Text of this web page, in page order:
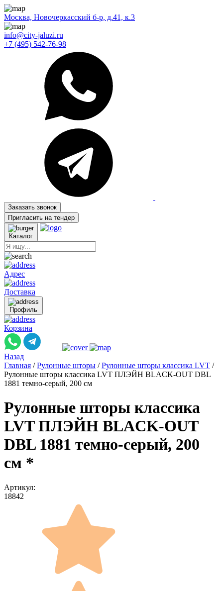
Москва, Новочеркасский б-р, д.41, к.3
info@city-jaluzi.ru
+7 (495) 542-76-98
Заказать звонок
Пригласить на тендер
Каталог
Адрес
Доставка
Профиль
Корзина
Назад
Главная / Рулонные шторы / Рулонные шторы классика LVT /
Рулонные шторы классика LVT ПЛЭЙН BLACK-OUT DBL
1881 темно-серый, 200 см
Рулонные шторы классика
LVT ПЛЭЙН BLACK-OUT
DBL 1881 темно-серый, 200
см *
Артикул:
18842